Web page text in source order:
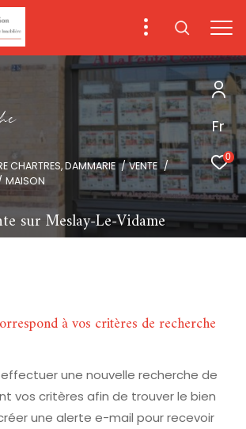
Fr
0
e
CHARTRES, DAMMARIE
VENTE
MAISON
sur Meslay-Le-Vidame
à vos critères de recherche
une nouvelle recherche de
vos critères afin de trouver le bien
une alerte e-mail pour recevoir